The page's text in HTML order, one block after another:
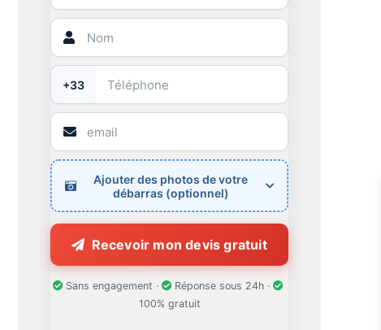
+33
Ajouter des photos de votre
débarras (optionnel)
Recevoir mon devis gratuit
Sans engagement ·
Réponse sous 24h ·
100% gratuit